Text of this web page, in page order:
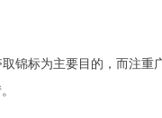
标为主要目的，而注重
。